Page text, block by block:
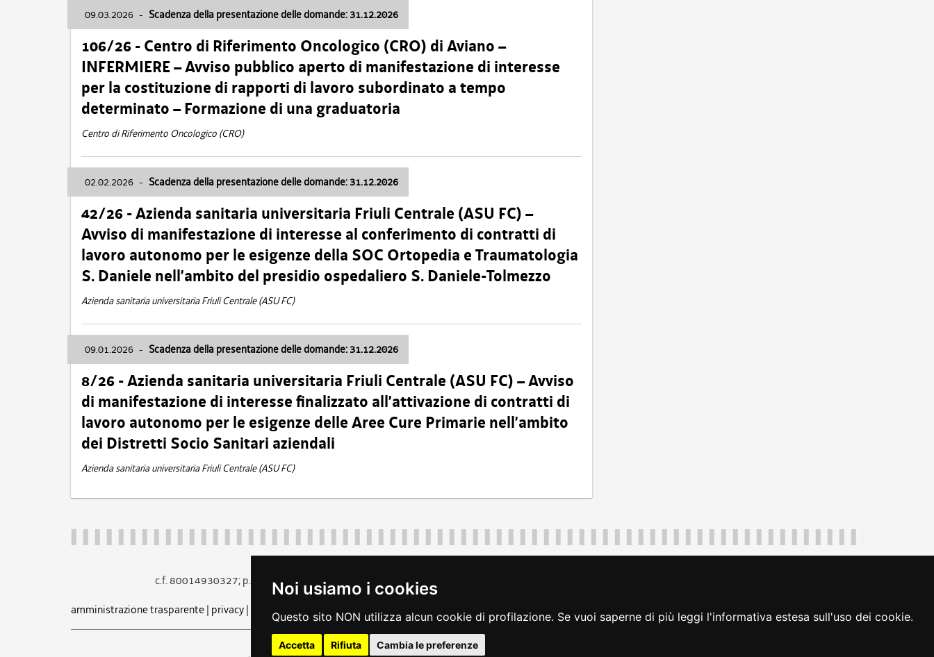
Noi usiamo i cookies
Questo sito NON utilizza alcun cookie di profilazione. Se vuoi saperne di più leggi l'informativa estesa sull'uso dei cookie.
Accetta Rifiuta Cambia le preferenze
09.03.2026 - Scadenza della presentazione delle domande: 31.12.2026
106/26 - Centro di Riferimento Oncologico (CRO) di Aviano –
INFERMIERE – Avviso pubblico aperto di manifestazione di interesse
per la costituzione di rapporti di lavoro subordinato a tempo
determinato – Formazione di una graduatoria
Centro di Riferimento Oncologico (CRO)
02.02.2026 - Scadenza della presentazione delle domande: 31.12.2026
42/26 - Azienda sanitaria universitaria Friuli Centrale (ASU FC) –
Avviso di manifestazione di interesse al conferimento di contratti di
lavoro autonomo per le esigenze della SOC Ortopedia e Traumatologia
S. Daniele nell’ambito del presidio ospedaliero S. Daniele-Tolmezzo
Azienda sanitaria universitaria Friuli Centrale (ASU FC)
09.01.2026 - Scadenza della presentazione delle domande: 31.12.2026
8/26 - Azienda sanitaria universitaria Friuli Centrale (ASU FC) – Avviso
di manifestazione di interesse finalizzato all’attivazione di contratti di
lavoro autonomo per le esigenze delle Aree Cure Primarie nell’ambito
dei Distretti Socio Sanitari aziendali
Azienda sanitaria universitaria Friuli Centrale (ASU FC)
c.f. 80014930327; p.iva 00526040324
piazza Unità d'Italia 1 Trieste
amministrazione trasparente| privacy| cookie note legali | accessibilità rss dichiarazione di accessibilità feedback cambio preferenze cookie loginFVG